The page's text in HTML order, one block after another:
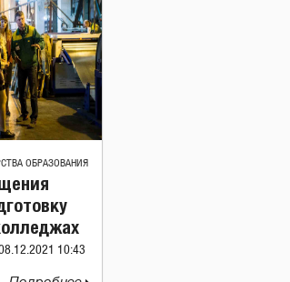
ОБРАЗОВАНИЯ
10:43